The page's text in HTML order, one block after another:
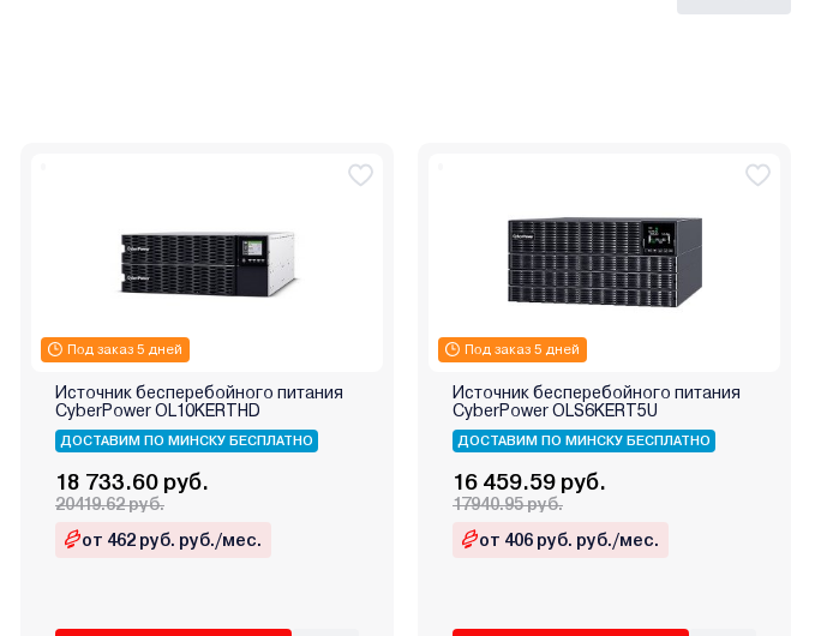
Под заказ 5 дней
Источник бесперебойного питания
CyberPower OL10KERTHD
ДОСТАВИМ ПО МИНСКУ БЕСПЛАТНО
18 733.60 руб.
20419.62 руб.
от 462 руб. руб./мес.
Под заказ 5 дней
Источник бесперебойного питания
CyberPower OLS6KERT5U
ДОСТАВИМ ПО МИНСКУ БЕСПЛАТНО
16 459.59 руб.
17940.95 руб.
от 406 руб. руб./мес.